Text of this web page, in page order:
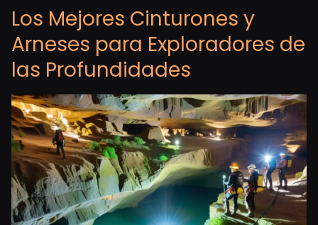
Los Mejores Cinturones y
Arneses para Exploradores de
las Profundidades